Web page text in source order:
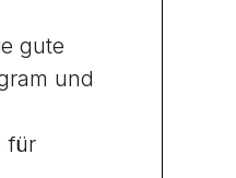
gute
und
für